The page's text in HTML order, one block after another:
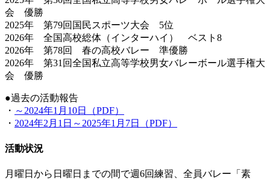
会 優勝
2025年 第79回国民スポーツ大会 5位
2026年 全国高校総体（インターハイ） ベスト8
2026年 第78回 春の高校バレー 準優勝
2026年 第31回全国私立高等学校男女バレーボール選手権大
会 優勝
●過去の活動報告
・ ～2024年1月10日（PDF）
・ 2024年2月1日～2025年1月7日（PDF）
活動状況
月曜日から日曜日までの間で週6回練習、全員バレー「素